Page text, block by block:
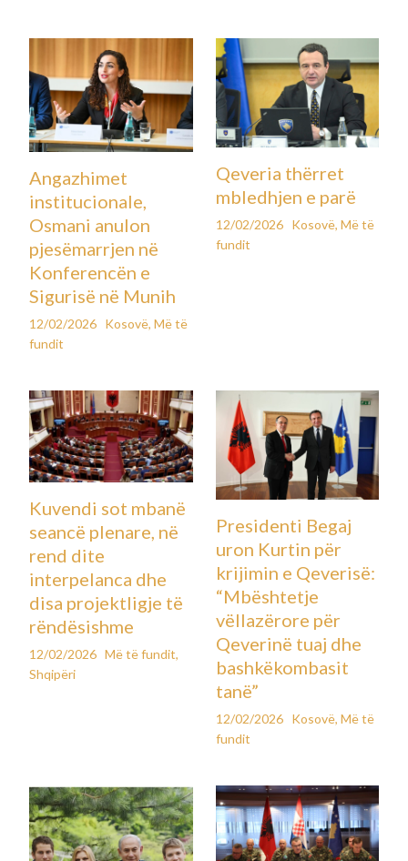
Angazhimet
institucionale,
Osmani anulon
pjesëmarrjen në
Konferencën e
Sigurisë në Munih
12/02/2026 Kosovë,Më të
fundit
Qeveria thërret
mbledhjen e parë
12/02/2026 Kosovë, Më të
fundit
Kuvendi sot mbanë
seancë plenare, në
rend dite
interpelanca dhe
disa projektligje të
rëndësishme
12/02/2026 Më të fundit,
Shqipëri
Presidenti Begaj
uron Kurtin për
krijimin e Qeverisë:
“Mbështetje
vëllazërore për
Qeverinë tuaj dhe
bashkëkombasit
tanë”
12/02/2026 Kosovë, Më të
fundit